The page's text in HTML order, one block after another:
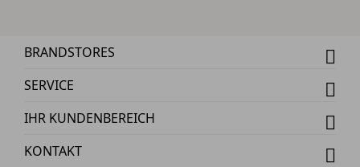
BRANDSTORES
SERVICE
IHR KUNDENBEREICH
KONTAKT